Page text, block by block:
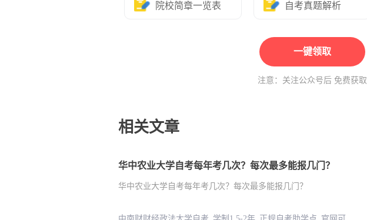
院校简章一览表 自考真题解析
一键领取
注意：关注公众号后 免费获取
相关文章
华中农业大学自考每年考几次？每次最多能报几门？‌
华中农业大学自考每年考几次？每次最多能报几门？‌